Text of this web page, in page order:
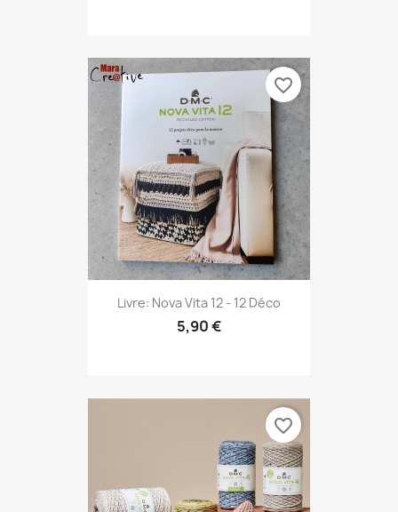
Livre: Nova Vita 12 - 12 Déco
5,90 €
favorite_border
favorite_border